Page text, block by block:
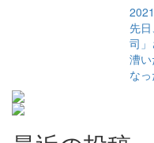
先
司
漕
な